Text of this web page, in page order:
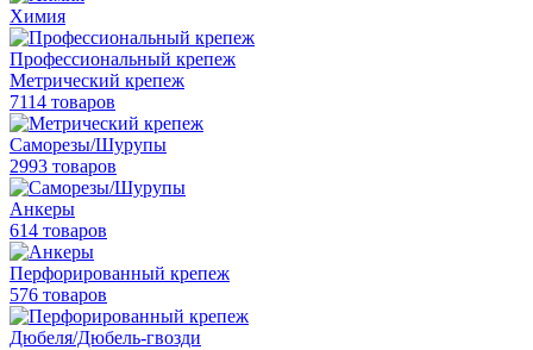
Химия
Профессиональный крепеж
Метрический крепеж
7114 товаров
Саморезы/Шурупы
2993 товаров
Анкеры
614 товаров
Перфорированный крепеж
576 товаров
Дюбеля/Дюбель-гвозди